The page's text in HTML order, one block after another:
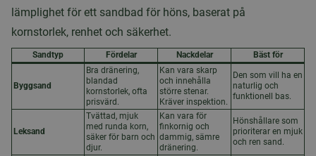
lämplighet för ett sandbad för höns, baserat på
kornstorlek, renhet och säkerhet.
Sandtyp Fördelar Nackdelar Bäst för
Byggsand
Bra dränering,
blandad
kornstorlek, ofta
prisvärd.
Kan vara skarp
och innehålla
större stenar.
Kräver inspektion.
Den som vill ha en
naturlig och
funktionell bas.
Leksand
Tvättad, mjuk
med runda korn,
säker för barn och
djur.
Kan vara för
finkornig och
dammig, sämre
dränering.
Hönshållare som
prioriterar en mjuk
och ren sand.